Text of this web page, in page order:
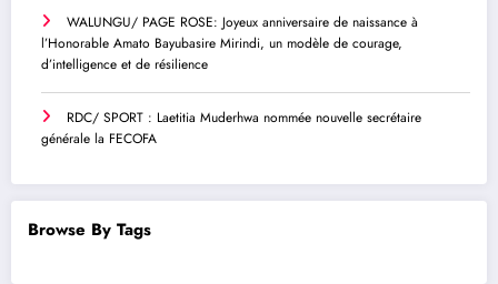
WALUNGU/ PAGE ROSE: Joyeux anniversaire de naissance à
l’Honorable Amato Bayubasire Mirindi, un modèle de courage,
d’intelligence et de résilience
RDC/ SPORT : Laetitia Muderhwa nommée nouvelle secrétaire
générale la FECOFA
Browse By Tags